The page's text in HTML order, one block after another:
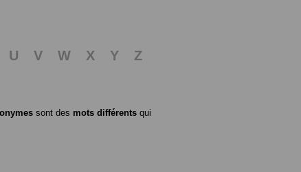
U V W X Y
Z
sont des mots différents qui